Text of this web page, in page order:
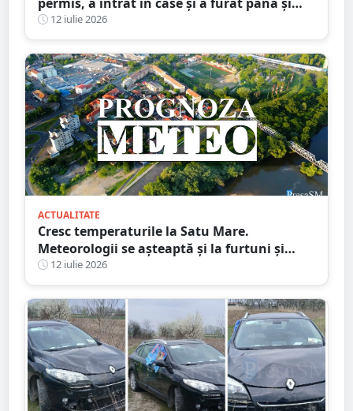
brazi ornamentali. Faptele unui minor din
Satu Mare
12 iulie 2026
ACTUALITATE
Cresc temperaturile la Satu Mare.
Meteorologii se așteaptă și la furtuni și
vijelii. Prognoza meteo pentru săptămâna
următoare
12 iulie 2026